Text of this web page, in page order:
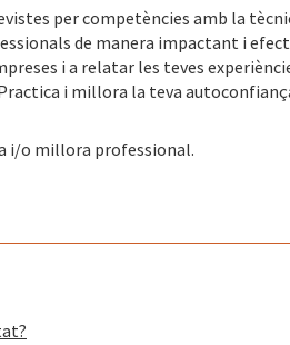
per competències amb la
de manera impactant i
i a relatar les teves
i millora la teva
i/o millora professional.